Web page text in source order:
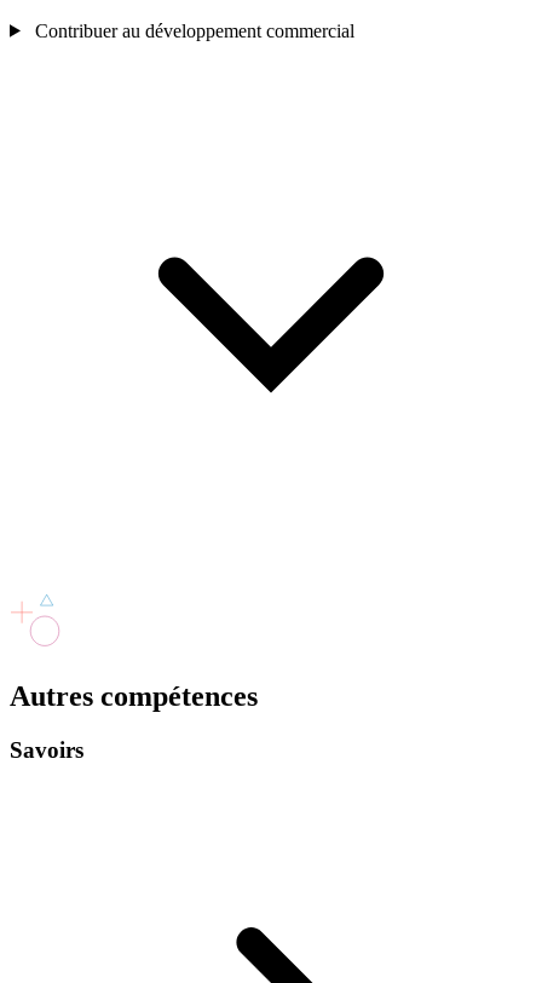
Contribuer au développement commercial
Autres compétences
Savoirs